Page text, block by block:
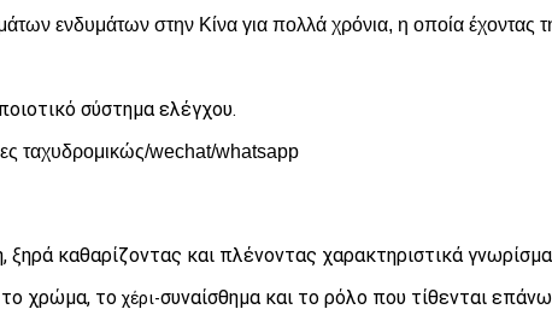
ενδυμάτων στην Κίνα για πολλά χρόνια, η οποία έχοντας
σύστημα ελέγχου.
ταχυδρομικώς/wechat/whatsapp
καθαρίζοντας και πλένοντας χαρακτηριστικά
χρώμα, το χέρι-συναίσθημα και το ρόλο που τίθενται επάνω